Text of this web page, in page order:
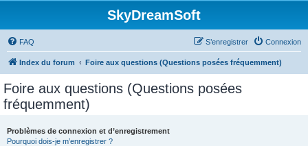
SkyDreamSoft
FAQ Connexion
S’enregistrer
Index du forum Foire aux questions (Questions posées fréquemment)
Foire aux questions (Questions posées
fréquemment)
Problèmes de connexion et d’enregistrement
Pourquoi dois-je m’enregistrer ?